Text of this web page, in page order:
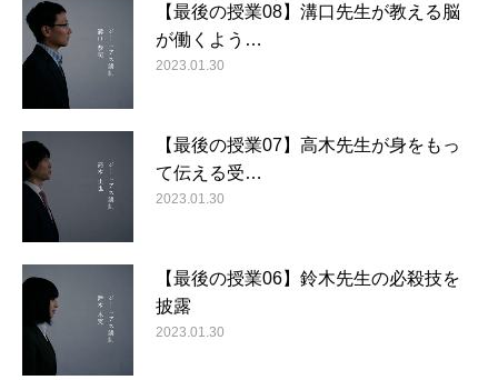
【最後の授業08】溝口先生が教える脳
が働くよう…
2023.01.30
【最後の授業07】高木先生が身をもっ
て伝える受…
2023.01.30
【最後の授業06】鈴木先生の必殺技を
披露
2023.01.30